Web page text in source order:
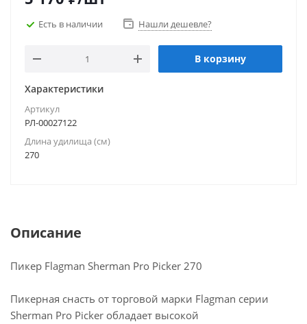
Есть в наличии Нашли дешевле?
В корзину
Характеристики
Артикул
РЛ-00027122
Длина удилища (см)
270
Описание
Пикер Flagman Sherman Pro Picker 270
Пикерная снасть от торговой марки Flagman серии
Sherman Pro Picker обладает высокой